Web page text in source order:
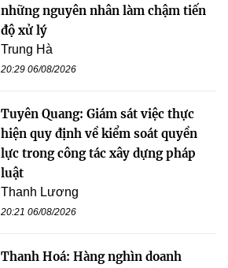
những nguyên nhân làm chậm tiến
độ xử lý
Trung Hà
20:29 06/08/2026
Tuyên Quang: Giám sát việc thực
hiện quy định về kiểm soát quyền
lực trong công tác xây dựng pháp
luật
Thanh Lương
20:21 06/08/2026
Thanh Hoá: Hàng nghìn doanh